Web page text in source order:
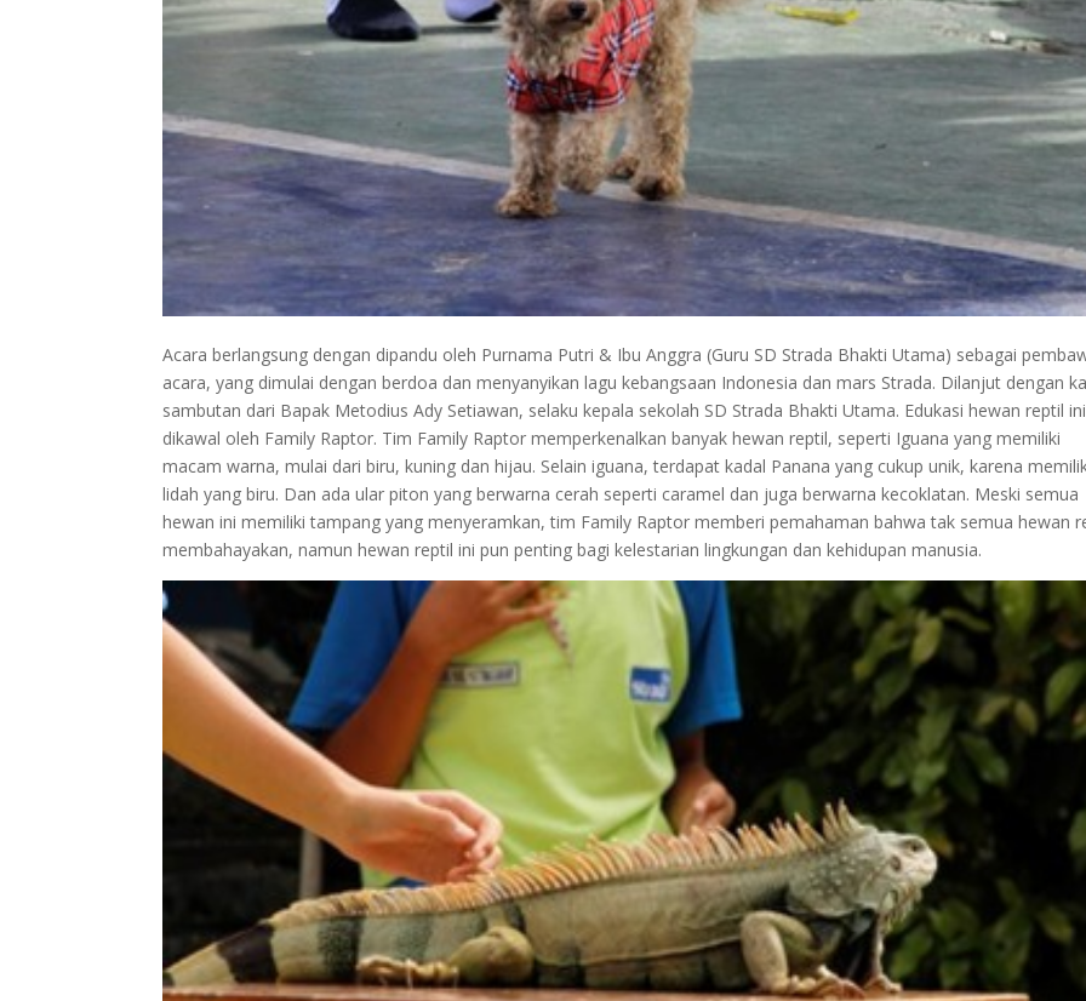
Acara berlangsung dengan dipandu oleh Purnama Putri & Ibu Anggra (Guru SD Strada Bhakti Utama) sebagai
acara, yang dimulai dengan berdoa dan menyanyikan lagu kebangsaan Indonesia dan mars Strada. Dilanjut dengan
sambutan dari Bapak Metodius Ady Setiawan, selaku kepala sekolah SD Strada Bhakti Utama. Edukasi hewan reptil ini
dikawal oleh Family Raptor. Tim Family Raptor memperkenalkan banyak hewan reptil, seperti Iguana yang memiliki
macam warna, mulai dari biru, kuning dan hijau. Selain iguana, terdapat kadal Panana yang cukup unik, karena
lidah yang biru. Dan ada ular piton yang berwarna cerah seperti caramel dan juga berwarna kecoklatan. Meski semua
hewan ini memiliki tampang yang menyeramkan, tim Family Raptor memberi pemahaman bahwa tak semua hewan
membahayakan, namun hewan reptil ini pun penting bagi kelestarian lingkungan dan kehidupan manusia.